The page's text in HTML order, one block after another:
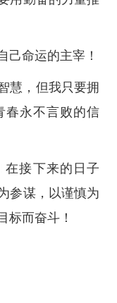
己命运的主宰！
慧，但我只要拥
春永不言败的信
在接下来的日子
参谋，以谨慎为
标而奋斗！